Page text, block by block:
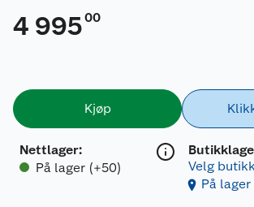
4 99500
Kjøp
Nettlager:
På lager (+50)
Velg
På